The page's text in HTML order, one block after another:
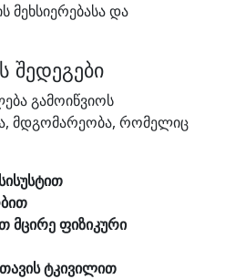
მეხსიერებასა და
შედეგები
გამოიწვიოს
მდგომარეობა, რომელიც
მცირე ფიზიკური
ტკივილით